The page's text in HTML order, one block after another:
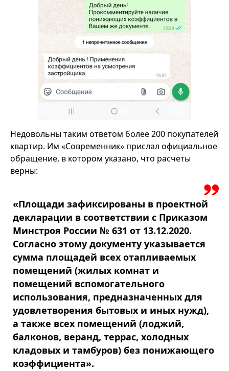
Недовольны таким ответом более 200 покупателей
квартир. Им «Современник» прислал официальное
обращение, в котором указано, что расчеты
верны:
«Площади зафиксированы в проектной
декларации в соответствии с Приказом
Минстроя России № 631 от 13.12.2020.
Согласно этому документу указывается
сумма площадей всех отапливаемых
помещений (жилых комнат и
помещений вспомогательного
использования, предназначенных для
удовлетворения бытовых и иных нужд),
а также всех помещений (лоджий,
балконов, веранд, террас, холодных
кладовых и тамбуров) без понижающего
коэффициента».